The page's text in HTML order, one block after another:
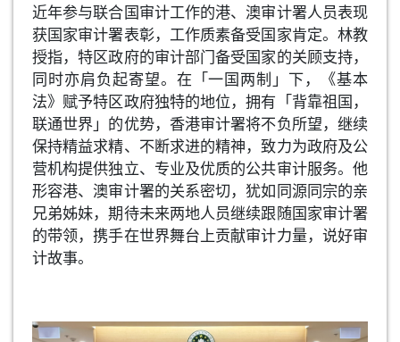
近年参与联合国审计工作的港、澳审计署人员表现
获国家审计署表彰，工作质素备受国家肯定。林教
授指，特区政府的审计部门备受国家的关顾支持，
同时亦肩负起寄望。在「一国两制」下，《基本
法》赋予特区政府独特的地位，拥有「背靠祖国，
联通世界」的优势，香港审计署将不负所望，继续
保持精益求精、不断求进的精神，致力为政府及公
营机构提供独立、专业及优质的公共审计服务。他
形容港、澳审计署的关系密切，犹如同源同宗的亲
兄弟姊妹，期待未来两地人员继续跟随国家审计署
的带领，携手在世界舞台上贡献审计力量，说好审
计故事。